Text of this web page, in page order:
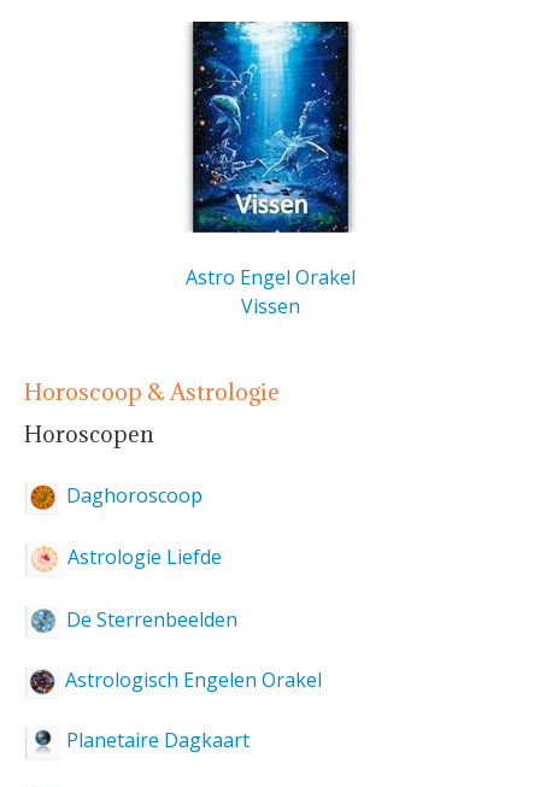
Astro Engel Orakel
Vissen
Horoscoop & Astrologie
Horoscopen
Daghoroscoop
Astrologie Liefde
De Sterrenbeelden
Astrologisch Engelen Orakel
Planetaire Dagkaart